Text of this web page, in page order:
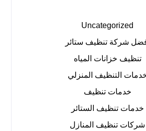
Uncategorized
شركة تنظيف ستائر
تنظيف خزانات المياه
التنظيف المنزلي
خدمات تنظيف
خدمات تنظيف الستائر
شركات تنظيف المنازل